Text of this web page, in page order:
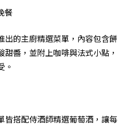
餐
出的主廚精選菜單，內容包含餅
甜醬，並附上咖啡與法式小點，
。
皆搭配侍酒師精選葡萄酒，讓每